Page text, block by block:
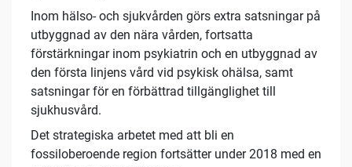
Inom hälso- och sjukvården görs extra satsningar på
utbyggnad av den nära vården, fortsatta
förstärkningar inom psykiatrin och en utbyggnad av
den första linjens vård vid psykisk ohälsa, samt
satsningar för en förbättrad tillgänglighet till
sjukhusvård.
Det strategiska arbetet med att bli en
fossiloberoende region fortsätter under 2018 med en